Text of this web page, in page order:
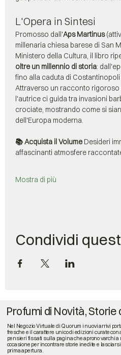
L'Opera in Sintesi
Promosso dall'Aps Martinus
millenaria chiesa barese di San
Ministero della Cultura, il libro
oltre un millennio di storia:
fino alla caduta di Costantinopoli
Attraverso un racconto rigoroso
l'autrice ci guida tra invasioni
crociate, mostrando come si
dell'Europa moderna.
📚 Acquista il Volume Desideri
affascinanti atmosfere
Mostra di più
Condividi
Profumi di Novità,
Nel Negozio Virtuale di Quorum i nuovi arrivi
fresche e il carattere unico di edizioni curate con
pensieri fissati sulla pagina che aprono varchi
occasione per incontrare storie inedite e
prima apertura.